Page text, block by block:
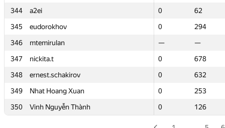
344
a2ei 0
62
345
eudorokhov 0
294
346
mtemirulan —
—
347
nickita.t 0
678
348
ernest.schakirov 0
632
349
Nhat Hoang Xuan 0
253
350
Vinh Nguyễn Thành 0 126
344
a2ei 0
62
345
eudorokhov 0
294
346
mtemirulan —
—
347
nickita.t 0
678
348
ernest.schakirov 0
632
349
Nhat Hoang Xuan 0
253
350
Vinh Nguyễn Thành 0 126